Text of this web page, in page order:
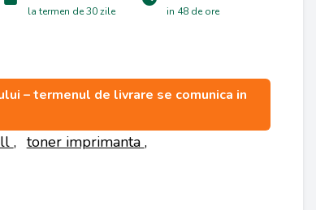
la termen de 30 zile in 48 de ore
– termenul de livrare se comunica in
, toner imprimanta ,